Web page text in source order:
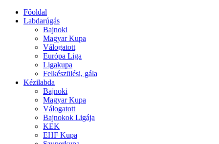
Főoldal
Labdarúgás
Bajnoki
Magyar Kupa
Válogatott
Európa Liga
Ligakupa
Felkészülési, gála
Kézilabda
Bajnoki
Magyar Kupa
Válogatott
Bajnokok Ligája
KEK
EHF Kupa